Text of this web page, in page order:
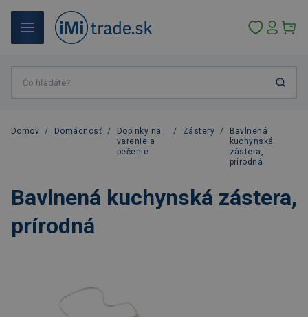
Domov / Domácnosť /
Doplnky na
varenie a
pečenie
/ Zástery /
Bavlnená
kuchynská
zástera,
prírodná
Bavlnená kuchynská zástera,
prírodná